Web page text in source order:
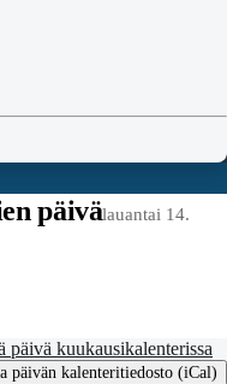
päivälauantai 14.
päivä kuukausikalenterissa
päivän kalenteritiedosto (iCal)